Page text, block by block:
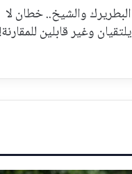
البطريرك والشيخ.. خطان لا
يلتقيان وغير قابلين للمقارنة!